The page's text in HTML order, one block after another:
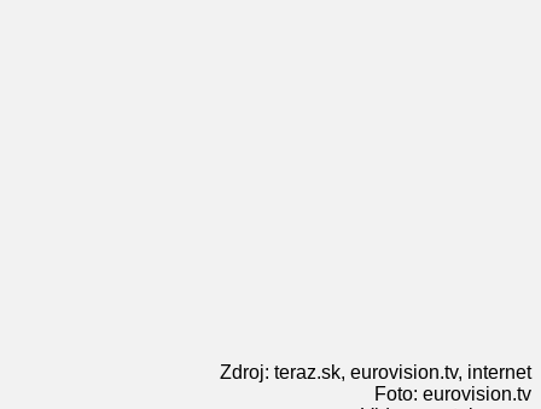
Zdroj: teraz.sk, eurovision.tv, internet
Foto: eurovision.tv